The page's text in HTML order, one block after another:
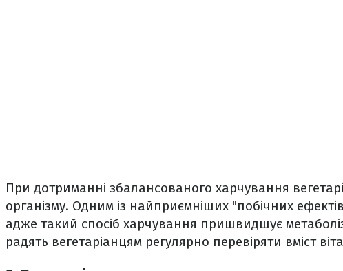
При дотриманні збалансованого харчування
організму. Одним із найприємніших "побічних
адже такий спосіб харчування пришвидшує
радять вегетаріанцям регулярно перевіряти вміст